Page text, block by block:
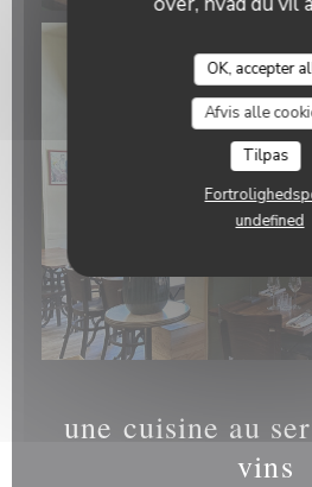
OK, accepter
Afvis alle
Tilpas
undefined
une cuisine au
vins